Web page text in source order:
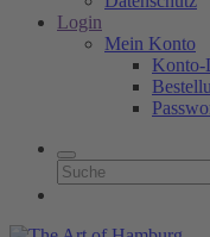
Login
Mein Konto
Konto-